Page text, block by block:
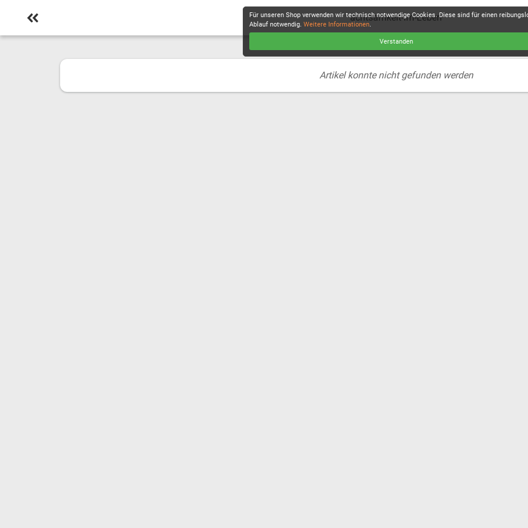
achtsamkeit-im-Leben
Artikel konnte nicht gefunden werden
Für unseren Shop verwenden wir technisch notwendige Cookies. Diese sind für einen
Ablauf notwendig. Weitere Informationen.
Verstanden